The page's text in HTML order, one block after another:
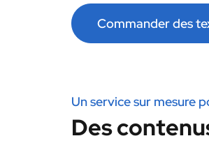
Commander des
Un service sur mesure
Des